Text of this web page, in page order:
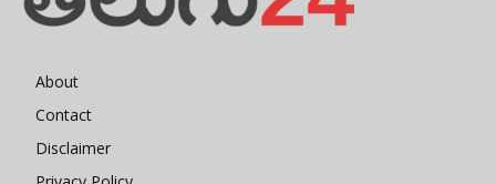
About
Contact
Disclaimer